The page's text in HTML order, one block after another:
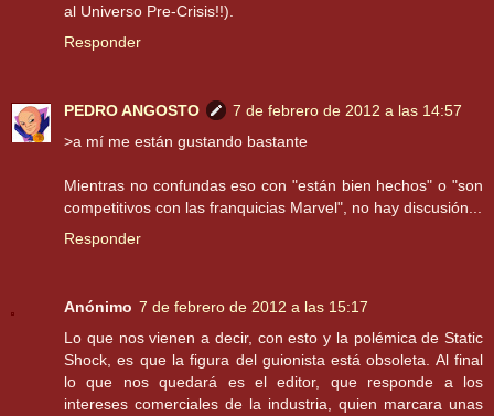
al Universo Pre-Crisis!!).
Responder
PEDRO ANGOSTO
7 de febrero de 2012 a las 14:57
>a mí me están gustando bastante
Mientras no confundas eso con "están bien hechos" o "son
competitivos con las franquicias Marvel", no hay discusión...
Responder
Anónimo 7 de febrero de 2012 a las 15:17
Lo que nos vienen a decir, con esto y la polémica de Static
Shock, es que la figura del guionista está obsoleta. Al final
lo que nos quedará es el editor, que responde a los
intereses comerciales de la industria, quien marcara unas